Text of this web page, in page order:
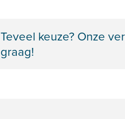
Teveel keuze? Onze
graag!